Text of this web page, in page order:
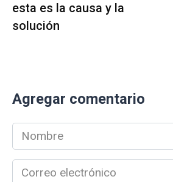
esta es la causa y la
solución
Agregar comentario
Nombre
*
Correo